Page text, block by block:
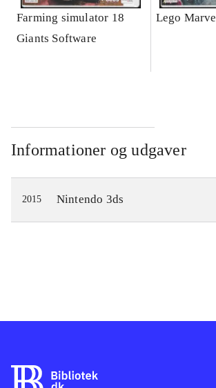
Farming simulator 18
Giants Software
Lego
Informationer og udgaver
2015 Nintendo 3ds